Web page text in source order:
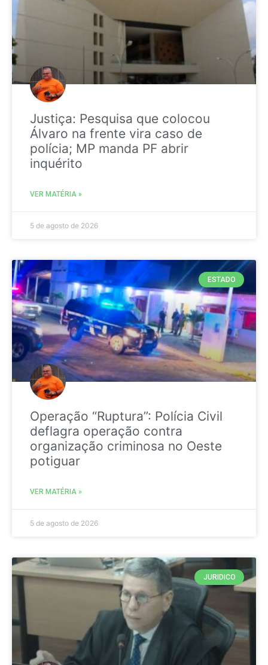
Justiça: Pesquisa que colocou
Álvaro na frente vira caso de
polícia; MP manda PF abrir
inquérito
VER MATÉRIA »
5 de agosto de 2026
ESTADO
Operação “Ruptura”: Polícia Civil
deflagra operação contra
organização criminosa no Oeste
potiguar
VER MATÉRIA »
5 de agosto de 2026
JURIDICO